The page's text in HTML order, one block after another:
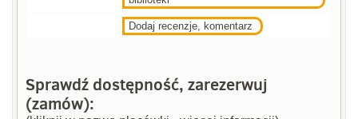
Dodaj recenzje, komentarz
Sprawdź dostępność, zarezerwuj
(zamów):